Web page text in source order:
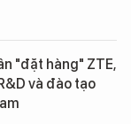
"đặt hàng" ZTE,
và đào tạo